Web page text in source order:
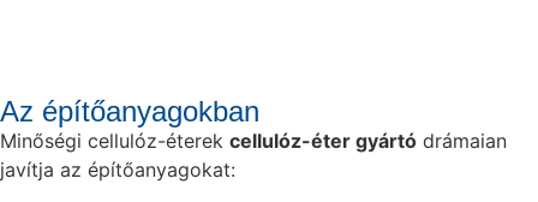
Az építőanyagokban
Minőségi cellulóz-éterek cellulóz-éter gyártó drámaian
javítja az építőanyagokat: